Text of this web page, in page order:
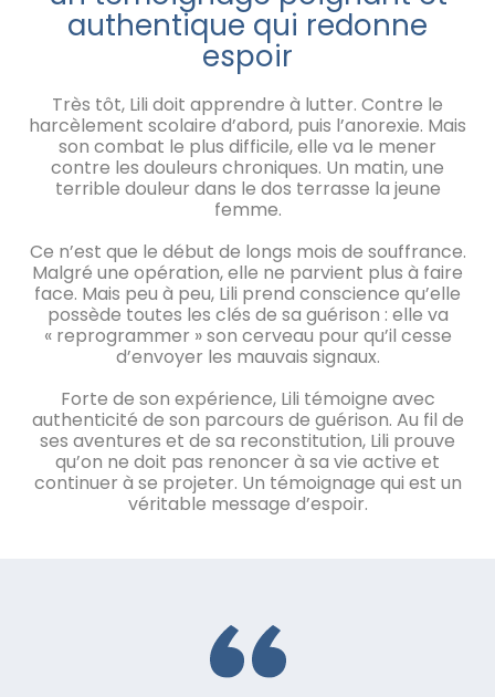
authentique qui redonne
espoir
Très tôt, Lili doit apprendre à lutter. Contre le
harcèlement scolaire d’abord, puis l’anorexie. Mais
son combat le plus difficile, elle va le mener
contre les douleurs chroniques. Un matin, une
terrible douleur dans le dos terrasse la jeune
femme.
Ce n’est que le début de longs mois de souffrance.
Malgré une opération, elle ne parvient plus à faire
face. Mais peu à peu, Lili prend conscience qu’elle
possède toutes les clés de sa guérison : elle va
« reprogrammer » son cerveau pour qu’il cesse
d’envoyer les mauvais signaux.
Forte de son expérience, Lili témoigne avec
authenticité de son parcours de guérison. Au fil de
ses aventures et de sa reconstitution, Lili prouve
qu’on ne doit pas renoncer à sa vie active et
continuer à se projeter. Un témoignage qui est un
véritable message d’espoir.